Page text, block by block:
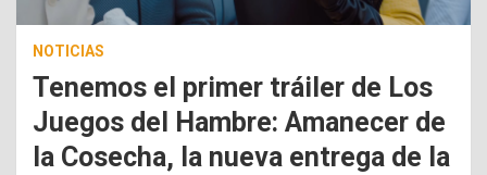
NOTICIAS
Tenemos el primer tráiler de Los
Juegos del Hambre: Amanecer de
la Cosecha, la nueva entrega de la